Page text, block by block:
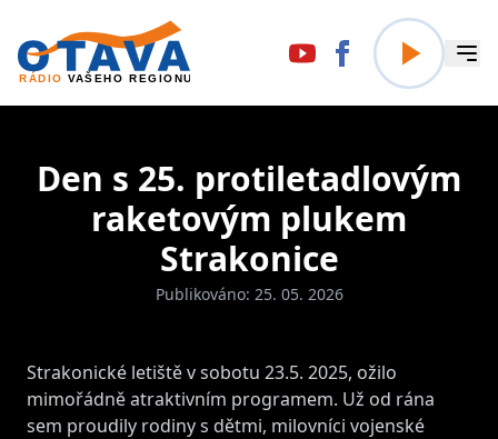
Den s 25. protiletadlovým
raketovým plukem
Strakonice
Publikováno: 25. 05. 2026
Strakonické letiště v sobotu 23.5. 2025, ožilo
mimořádně atraktivním programem. Už od rána
sem proudily rodiny s dětmi, milovníci vojenské